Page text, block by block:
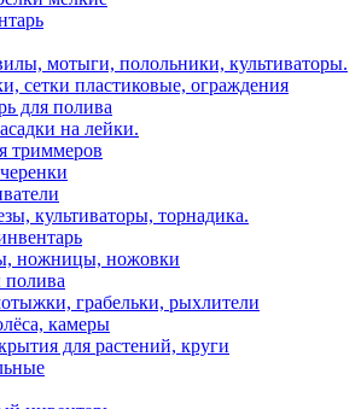
мотыги, полольники, культиваторы.
сетки пластиковые, ограждения
для полива
на лейки.
триммеров
культиваторы, торнадика.
ножницы, ножовки
грабельки, рыхлители
камеры
для растений, круги